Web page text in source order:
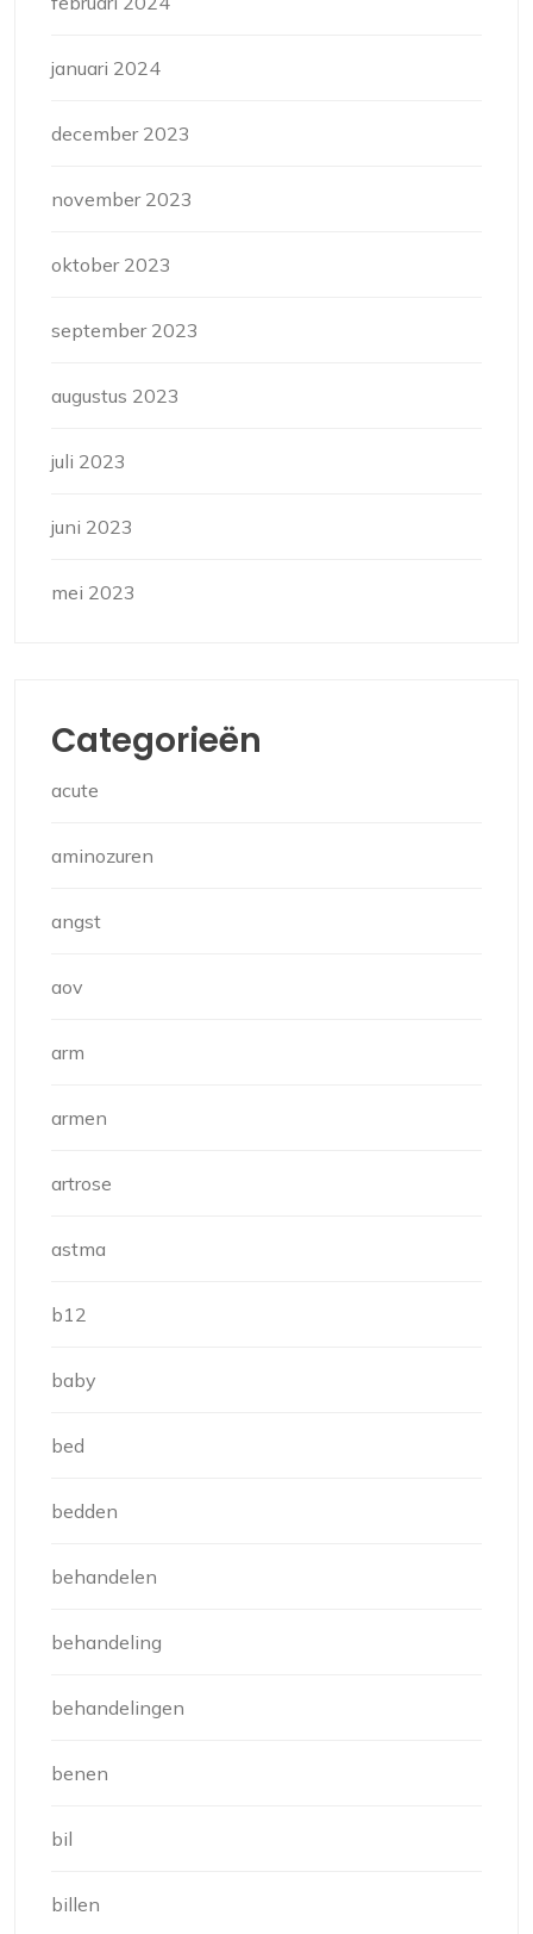
januari 2024
december 2023
november 2023
oktober 2023
september 2023
augustus 2023
juli 2023
juni 2023
mei 2023
Categorieën
acute
aminozuren
angst
aov
arm
armen
artrose
astma
b12
baby
bed
bedden
behandelen
behandeling
behandelingen
benen
bil
billen